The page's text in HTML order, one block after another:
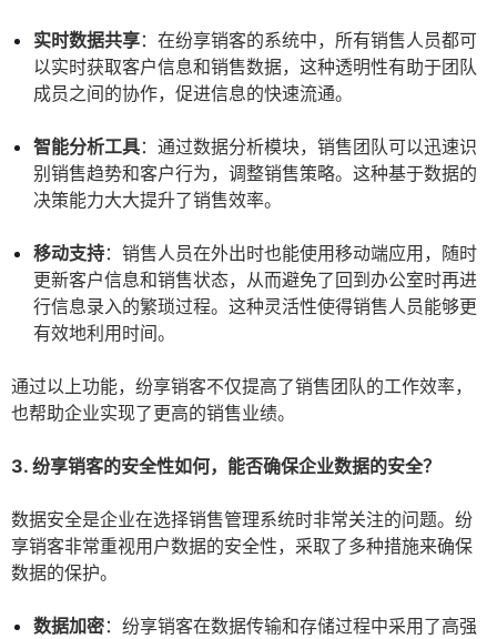
实时数据共享：在纷享销客的系统中，所有销售人员都可
以实时获取客户信息和销售数据，这种透明性有助于团队
成员之间的协作，促进信息的快速流通。
智能分析工具：通过数据分析模块，销售团队可以迅速识
别销售趋势和客户行为，调整销售策略。这种基于数据的
决策能力大大提升了销售效率。
移动支持：销售人员在外出时也能使用移动端应用，随时
更新客户信息和销售状态，从而避免了回到办公室时再进
行信息录入的繁琐过程。这种灵活性使得销售人员能够更
有效地利用时间。
通过以上功能，纷享销客不仅提高了销售团队的工作效率，
也帮助企业实现了更高的销售业绩。
3. 纷享销客的安全性如何，能否确保企业数据的安全？
数据安全是企业在选择销售管理系统时非常关注的问题。纷
享销客非常重视用户数据的安全性，采取了多种措施来确保
数据的保护。
数据加密：纷享销客在数据传输和存储过程中采用了高强